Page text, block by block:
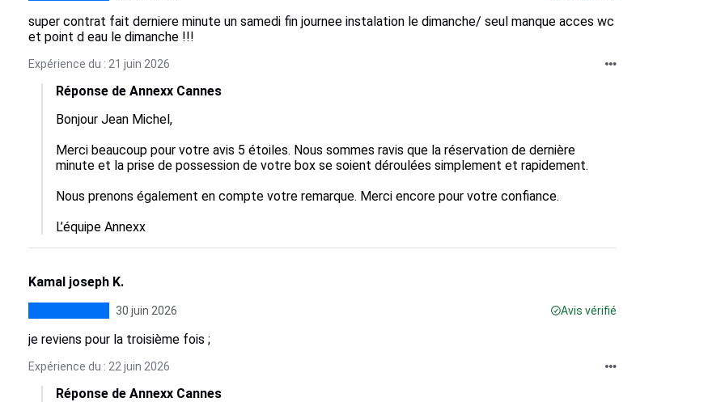
super contrat fait derniere minute un samedi fin journee instalation le dimanche/ seul manque acces wc
et point d eau le dimanche !!!
Expérience du : 21 juin 2026
Réponse de Annexx Cannes
Bonjour Jean Michel,
Merci beaucoup pour votre avis 5 étoiles. Nous sommes ravis que la réservation de dernière
minute et la prise de possession de votre box se soient déroulées simplement et rapidement.
Nous prenons également en compte votre remarque. Merci encore pour votre confiance.
L’équipe Annexx
Kamal joseph K.
30 juin 2026 Avis vérifié
je reviens pour la troisième fois ;
Expérience du : 22 juin 2026
Réponse de Annexx Cannes